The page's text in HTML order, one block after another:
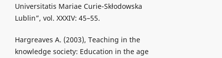
Universitatis Mariae Curie-Skłodowska
Lublin”, vol. XXXIV: 45–55.
Hargreaves A. (2003), Teaching in the
knowledge society: Education in the age